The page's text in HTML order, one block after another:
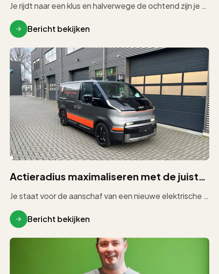
Je rijdt naar een klus en halverwege de ochtend zijn je accu’s leeg. Er is geen stopcontact in de buurt. […]
Bericht bekijken
Actieradius maximaliseren met de juiste bedrijfswageninrichting
Je staat voor de aanschaf van een nieuwe elektrische bedrijfswagen. Je vergelijkt modellen, kijkt naar laadruimte, motorvermogen en prijs. Maar […]
Bericht bekijken